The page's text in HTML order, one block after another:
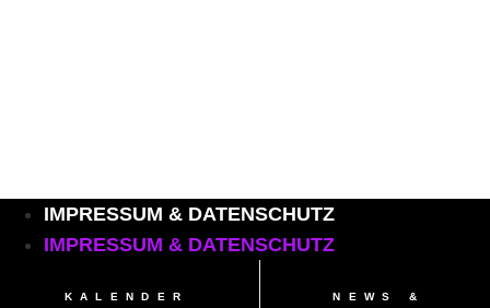
IMPRESSUM & DATENSCHUTZ
IMPRESSUM & DATENSCHUTZ
KALENDER NEWS &